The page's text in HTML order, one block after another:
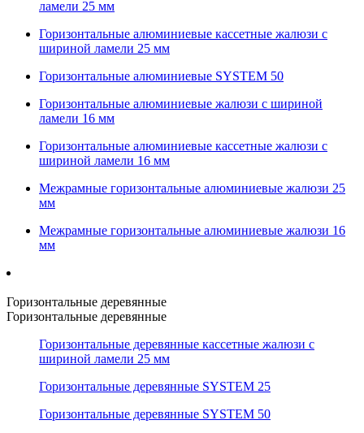
ламели 25 мм
Горизонтальные алюминиевые кассетные жалюзи с
шириной ламели 25 мм
Горизонтальные алюминиевые SYSTEM 50
Горизонтальные алюминиевые жалюзи с шириной
ламели 16 мм
Горизонтальные алюминиевые кассетные жалюзи с
шириной ламели 16 мм
Межрамные горизонтальные алюминиевые жалюзи 25
мм
Межрамные горизонтальные алюминиевые жалюзи 16
мм
Горизонтальные деревянные
Горизонтальные деревянные
Горизонтальные деревянные кассетные жалюзи с
шириной ламели 25 мм
Горизонтальные деревянные SYSTEM 25
Горизонтальные деревянные SYSTEM 50